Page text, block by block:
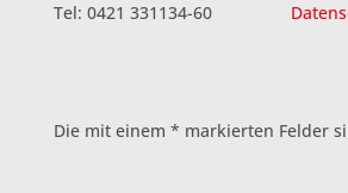
Tel: 0421 331134-60
Die mit einem * markierten Felder